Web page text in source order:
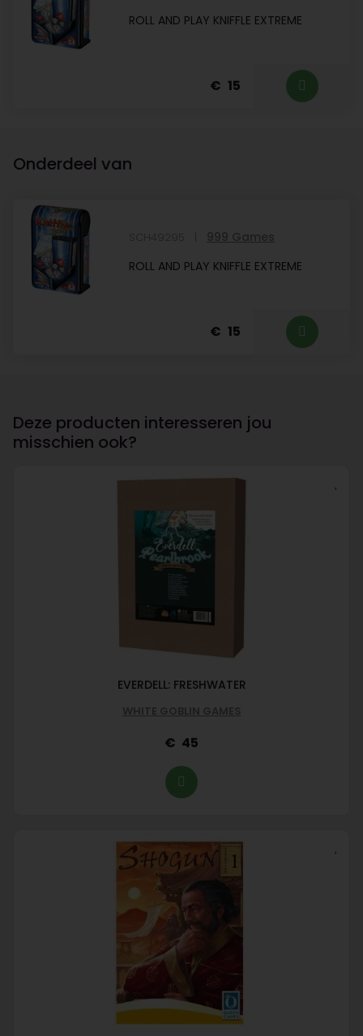
ROLL AND PLAY KNIFFLE EXTREME
15
Onderdeel van
SCH49295
999 Games
ROLL AND PLAY KNIFFLE EXTREME
15
Deze producten interesseren jou
misschien ook?
EVERDELL: FRESHWATER
WHITE GOBLIN GAMES
45